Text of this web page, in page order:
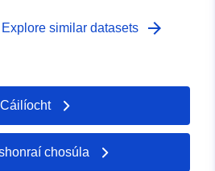
Explore similar datasets arrow_forward
Cáilíocht
chosúla